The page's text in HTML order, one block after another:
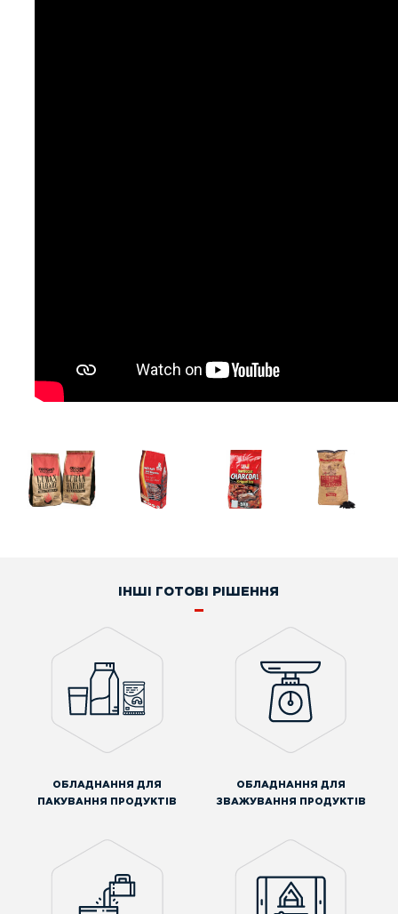
ІНШІ ГОТОВІ РІШЕННЯ
ОБЛАДНАННЯ ДЛЯ
ПАКУВАННЯ ПРОДУКТІВ
ОБЛАДНАННЯ ДЛЯ
ЗВАЖУВАННЯ ПРОДУКТІВ